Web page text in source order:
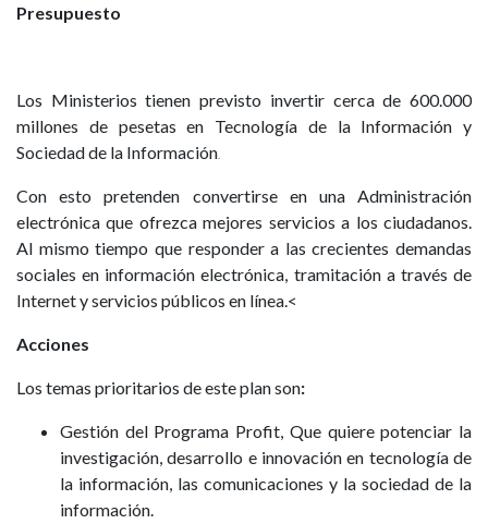
Presupuesto
Los Ministerios tienen previsto invertir cerca de 600.000
millones de pesetas en Tecnología de la Información y
Sociedad de la Información
Con esto pretenden convertirse en una Administración
electrónica que ofrezca mejores servicios a los ciudadanos.
Al mismo tiempo que responder a las crecientes demandas
sociales en información electrónica, tramitación a través de
Internet y servicios públicos en línea.<
Acciones
Los temas prioritarios de este plan son:
Gestión del Programa Profit, Que quiere potenciar la
investigación, desarrollo e innovación en tecnología de
la información, las comunicaciones y la sociedad de la
información.